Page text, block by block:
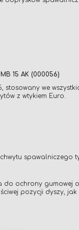
MB 15 AK (000056)
we
z wtykiem Euro.
spawalniczego
ochrony gumowej
pozycji dyszy,